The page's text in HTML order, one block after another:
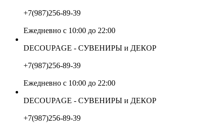
+7(987)256-89-39
Ежедневно с 10:00 до 22:00
DECOUPAGE - СУВЕНИРЫ и ДЕКОР
+7(987)256-89-39
Ежедневно с 10:00 до 22:00
DECOUPAGE - СУВЕНИРЫ и ДЕКОР
+7(987)256-89-39